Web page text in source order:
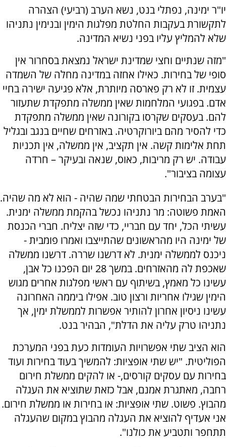
יו"ר ימינה, נפתלי בנט, נשא הערב (רביעי) הצהרה
לתקשורת בעקבות החלטת מפלגות הימין ובנימין נתניהו
שלא להמליץ עליו בפני נשיא המדינה.
"מזה שנתיים וחצי שמדינת ישראל נמצאת בסחרור אין
סופי של בחירות. כאילו אחזה במדינה מחלה של השמדה
עצמית. זו לא רק פארסה מיותרת, אלא פגיעה ישירה בחיי
אדם. בפגועי המלחמות שאין ממשלה מתפקדת שתעזור
להם. בעסקים שקרסו בקורונה שאין ממשלה מתפקדת
כדי להסיר מהם ביורוקרטיה. באזרחים שחיים בנגב ובגליל
תחת אלימות קשה. אין תקציב, אין ממשלה, אין תכניות
עבודה. יש רק מריבות, כאוס, שנאה ובעיקר – חרדה
עצומה בציבור".
"בערב הבחירות הבטחתי שמה שהיה - הוא לא מה שהיה.
האמת פשוטה: מר נתניהו נכשל בהקמת ממשלה ימנית.
עשיתי הכל, יחד עם חבריי, כדי שזה יצליח. חברי הכנסת
של ימינה היו מהראשונים שהתייצבו ואמרו פומבית -
ניכנס לממשלה ימנית. לא דרשנו שררה. דרשנו ממשלה
שאכפת לה מהאזרחים. במשך 28 יום הפכנו כל אבן,
עשינו כל מאמץ, בשיתוף עם ראשי מפלגות אחרים מגוש
הימין שגילו אחריות ורצון טוב. אפילו ביממה האחרונה
עשינו ניסיון אחרון להותיר אפשרות לממשלת ימין, אך
נתניהו טרק עליה את הדלת", הבהיר בנט.
הוא הציב שתי אפשרויות העומדות כעת בפני המערכת
הפוליטית. "יש שתי אופציות: להמשיך בעוד בחירות ועוד
בחירות עם עסקים קורסים,- או להקים ממשלת חירום
רחבה, מאתגרת אמנם, אבל כזאת שתוציא את העגלה
מהבוץ. פשוט. שתי אופציות: או בחירות או ממשלת חירום.
אני אעדיף להוציא את העגלה מהבוץ במקום שהעגלה
תתחפר ותטביע את כולנו".